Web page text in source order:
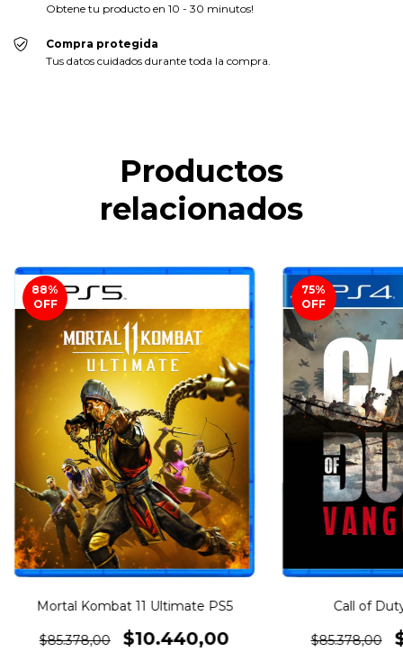
Obtene tu producto en 10 - 30 minutos!
Compra protegida
Tus datos cuidados durante toda la compra.
Productos
relacionados
88%
OFF
Mortal Kombat 11 Ultimate PS5
$85.378,00 $10.440,00
75%
OFF
Call of
$85.378,00